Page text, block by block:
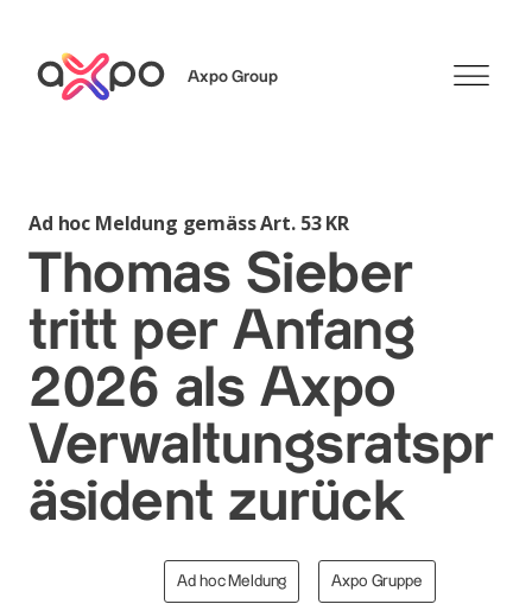
Axpo Group
Ad hoc Meldung gemäss Art. 53 KR
Thomas Sieber
tritt per Anfang
2026 als Axpo
Verwaltungsratspr
äsident zurück
Ad hoc Meldung Axpo Gruppe